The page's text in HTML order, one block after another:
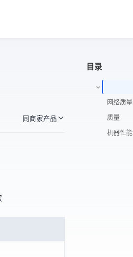
同商家产品
目录
网络质量
ip质量
机器性能